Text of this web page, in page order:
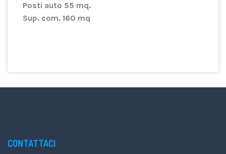
Posti auto 55 mq.
Sup. com. 160 mq
CONTATTACI